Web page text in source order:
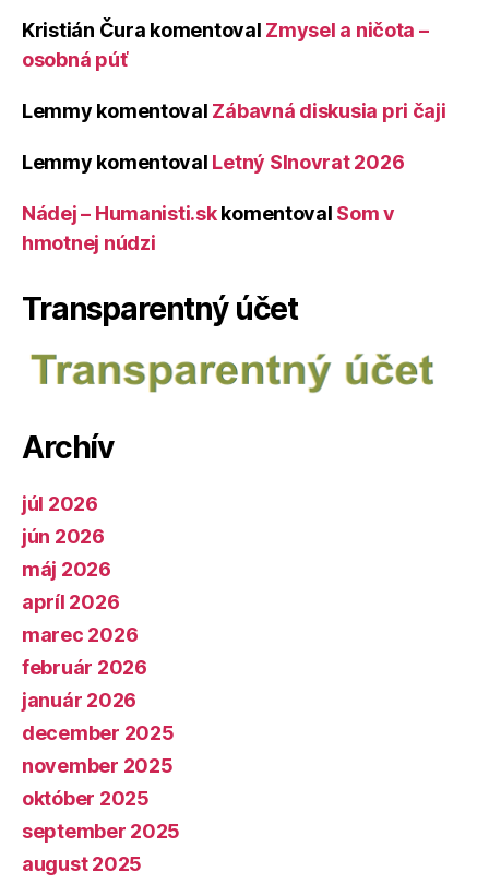
Kristián Čura komentoval Zmysel a ničota –
osobná púť
Lemmy komentoval Zábavná diskusia pri čaji
Lemmy komentoval Letný Slnovrat 2026
Nádej – Humanisti.skkomentoval Som v
hmotnej núdzi
Transparentný účet
Archív
júl 2026
jún 2026
máj 2026
apríl 2026
marec 2026
február 2026
január 2026
december 2025
november 2025
október 2025
september 2025
august 2025